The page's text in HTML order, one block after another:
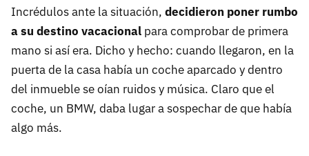
Incrédulos ante la situación, decidieron poner rumbo
a su destino vacacional para comprobar de primera
mano si así era. Dicho y hecho: cuando llegaron, en la
puerta de la casa había un coche aparcado y dentro
del inmueble se oían ruidos y música. Claro que el
coche, un BMW, daba lugar a sospechar de que había
algo más.